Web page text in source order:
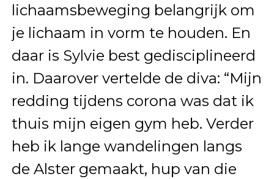
lichaamsbeweging belangrijk om
je lichaam in vorm te houden. En
daar is Sylvie best gedisciplineerd
in. Daarover vertelde de diva: “Mijn
redding tijdens corona was dat ik
thuis mijn eigen gym heb. Verder
heb ik lange wandelingen langs
de Alster gemaakt, hup van die